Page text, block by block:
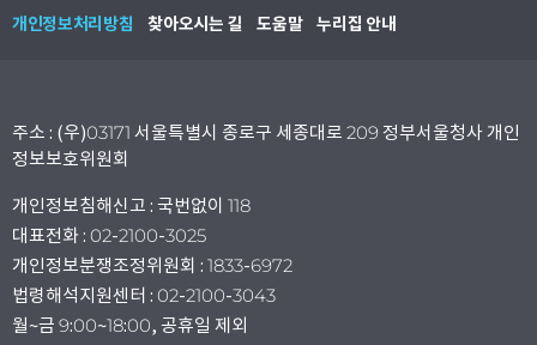
개인정보처리방침 찾아오시는 길 도움말 누리집 안내
주소 : (우)03171 서울특별시 종로구 세종대로 209 정부서울청사 개인
정보보호위원회
개인정보침해신고 : 국번없이 118
대표전화 : 02-2100-3025
개인정보분쟁조정위원회 : 1833-6972
법령해석지원센터 : 02-2100-3043
월~금 9:00~18:00, 공휴일 제외